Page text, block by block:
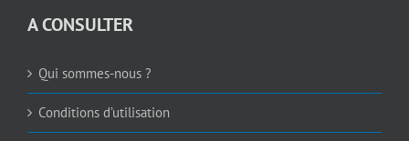
A CONSULTER
Qui sommes-nous ?
Conditions d’utilisation